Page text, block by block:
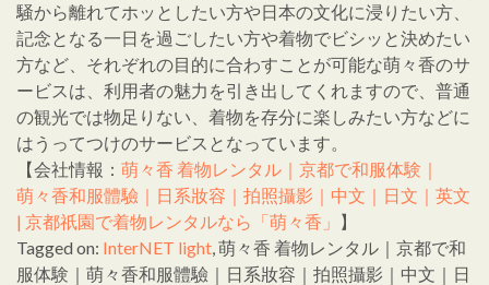
騒から離れてホッとしたい方や日本の文化に浸りたい方、
記念となる一日を過ごしたい方や着物でビシッと決めたい
方など、それぞれの目的に合わすことが可能な萌々香のサ
ービスは、利用者の魅力を引き出してくれますので、普通
の観光では物足りない、着物を存分に楽しみたい方などに
はうってつけのサービスとなっています。
【会社情報： 萌々香 着物レンタル｜京都で和服体験｜
萌々香和服體驗｜日系妝容｜拍照攝影｜中文｜日文｜英文
| 京都祇園で着物レンタルなら「萌々香」 】
Tagged on: InterNET light, 萌々香 着物レンタル｜京都で和
服体験｜萌々香和服體驗｜日系妝容｜拍照攝影｜中文｜日